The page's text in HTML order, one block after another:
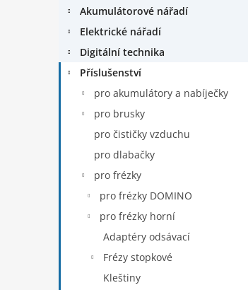
í
Akumulátorové nářadí
Elektrické nářadí
Digitální technika
Příslušenství
pro akumulátory a nabíječky
pro brusky
pro čističky vzduchu
pro dlabačky
pro frézky
pro frézky DOMINO
pro frézky horní
Adaptéry odsávací
Frézy stopkové
Kleštiny